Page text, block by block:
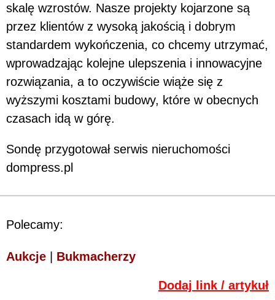
skalę wzrostów. Nasze projekty kojarzone są
przez klientów z wysoką jakością i dobrym
standardem wykończenia, co chcemy utrzymać,
wprowadzając kolejne ulepszenia i innowacyjne
rozwiązania, a to oczywiście wiąże się z
wyższymi kosztami budowy, które w obecnych
czasach idą w górę.
Sondę przygotował serwis nieruchomości
dompress.pl
Polecamy:
Aukcje Bukmacherzy
Dodaj link / artykuł